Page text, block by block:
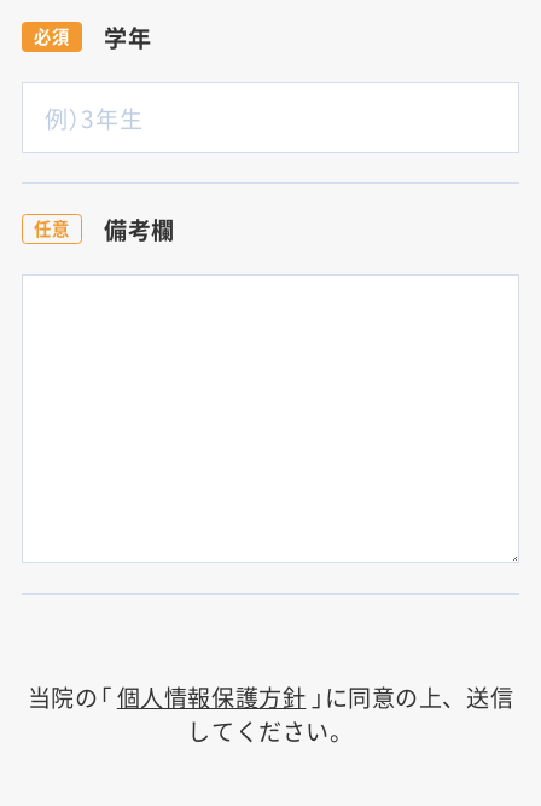
必須 学年
任意 備考欄
当院の「個人情報保護方針 」に同意の上、送信
してください。